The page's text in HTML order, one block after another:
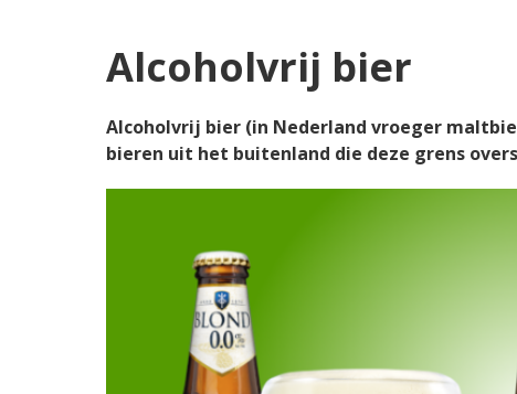
Alcoholvrij bier
Alcoholvrij bier (in Nederland vroeger
bieren uit het buitenland die deze grens